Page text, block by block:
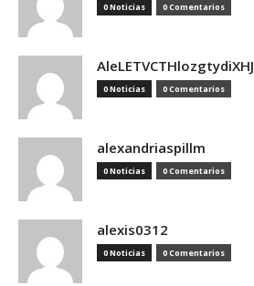
0 Noticias 0 Comentarios
AleLETVCTHlozgtydiXHJ
0 Noticias 0 Comentarios
alexandriaspillm
0 Noticias 0 Comentarios
alexis0312
0 Noticias 0 Comentarios